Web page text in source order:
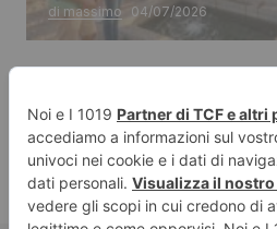
di massimo 04/07/2026